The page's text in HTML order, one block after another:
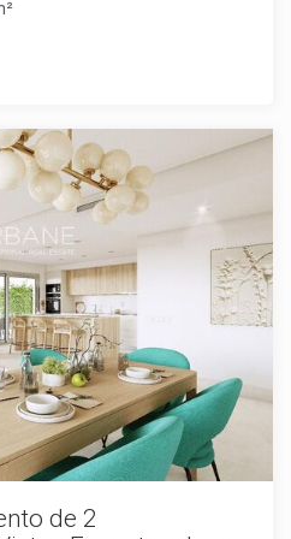
terraza de 32m² con
maximizar la luz natural, el
puertas de patio que
que la moderna cocina
comodidad y estilo. La
baño en suite, ofreciendo un
160 forma
privada "La Hacienda
ofrece a los residentes
jardines y servicios
está ubicado en una
privacidad y seguridad en una
de la Costa del Sol.Cada
de garaje subterránea,
vehículos eléctricos, y un
cerrada ofrece tranquilidad
bellamente ajardinados y
elegante con áreas de
de Puerto Banús y San
del encantador pueblo
fácil acceso a las
de 2